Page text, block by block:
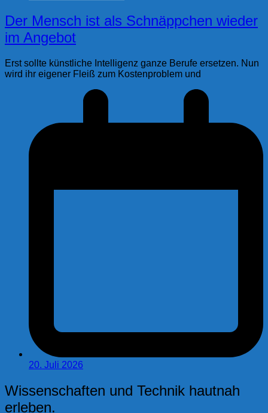
Der Mensch ist als Schnäppchen wieder
im Angebot
Erst sollte künstliche Intelligenz ganze Berufe ersetzen. Nun
wird ihr eigener Fleiß zum Kostenproblem und
20. Juli 2026
Wissenschaften und Technik hautnah
erleben.